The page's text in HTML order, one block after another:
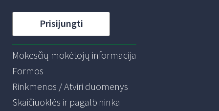
Prisijungti
Mokesčių mokėtojų informacija
Formos
Rinkmenos / Atviri duomenys
Skaičiuoklės ir pagalbininkai